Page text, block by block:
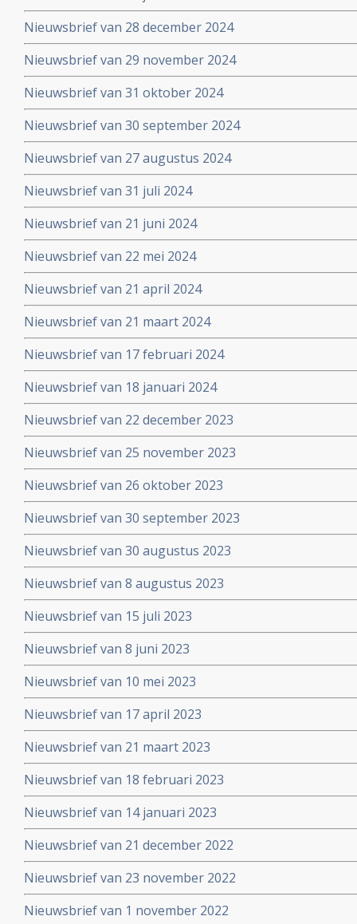
Nieuwsbrief van 28 december 2024
Nieuwsbrief van 29 november 2024
Nieuwsbrief van 31 oktober 2024
Nieuwsbrief van 30 september 2024
Nieuwsbrief van 27 augustus 2024
Nieuwsbrief van 31 juli 2024
Nieuwsbrief van 21 juni 2024
Nieuwsbrief van 22 mei 2024
Nieuwsbrief van 21 april 2024
Nieuwsbrief van 21 maart 2024
Nieuwsbrief van 17 februari 2024
Nieuwsbrief van 18 januari 2024
Nieuwsbrief van 22 december 2023
Nieuwsbrief van 25 november 2023
Nieuwsbrief van 26 oktober 2023
Nieuwsbrief van 30 september 2023
Nieuwsbrief van 30 augustus 2023
Nieuwsbrief van 8 augustus 2023
Nieuwsbrief van 15 juli 2023
Nieuwsbrief van 8 juni 2023
Nieuwsbrief van 10 mei 2023
Nieuwsbrief van 17 april 2023
Nieuwsbrief van 21 maart 2023
Nieuwsbrief van 18 februari 2023
Nieuwsbrief van 14 januari 2023
Nieuwsbrief van 21 december 2022
Nieuwsbrief van 23 november 2022
Nieuwsbrief van 1 november 2022